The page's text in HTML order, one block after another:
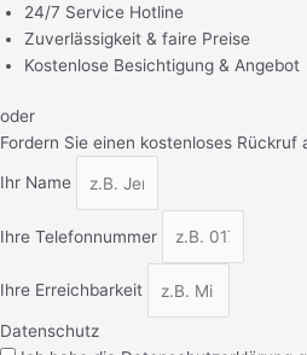
24/7 Service Hotline
Zuverlässigkeit & faire Preise
Kostenlose Besichtigung & Angebot
oder
Fordern Sie einen kostenloses Rückruf
Ihr Name
Ihre Telefonnummer
Ihre Erreichbarkeit
Datenschutz